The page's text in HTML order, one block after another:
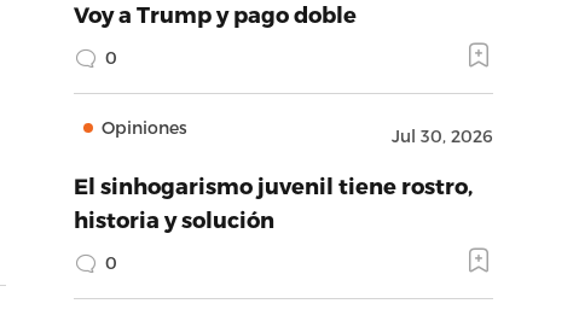
Voy a Trump y pago doble
0
Opiniones Jul 30, 2026
El sinhogarismo juvenil tiene rostro,
historia y solución
0